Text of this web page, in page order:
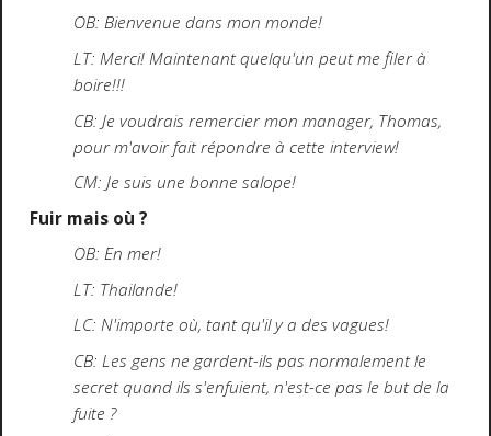
OB: Bienvenue dans mon monde!
LT: Merci! Maintenant quelqu'un peut me filer à
boire!!!
CB: Je voudrais remercier mon manager, Thomas,
pour m'avoir fait répondre à cette interview!
CM: Je suis une bonne salope!
Fuir mais où ?
OB: En mer!
LT: Thailande!
LC: N'importe où, tant qu'il y a des vagues!
CB: Les gens ne gardent-ils pas normalement le
secret quand ils s'enfuient, n'est-ce pas le but de la
fuite ?